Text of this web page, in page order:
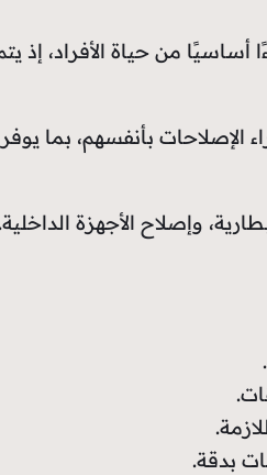
من حياة الأفراد، إذ
بأنفسهم، بما
وإصلاح الأجهزة
بدقة.